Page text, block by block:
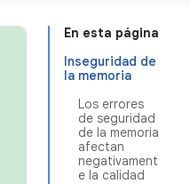
En esta página
Inseguridad de
la memoria
Los errores
de seguridad
de la memoria
afectan
negativament
e la calidad